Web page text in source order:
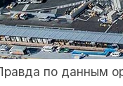
по данным